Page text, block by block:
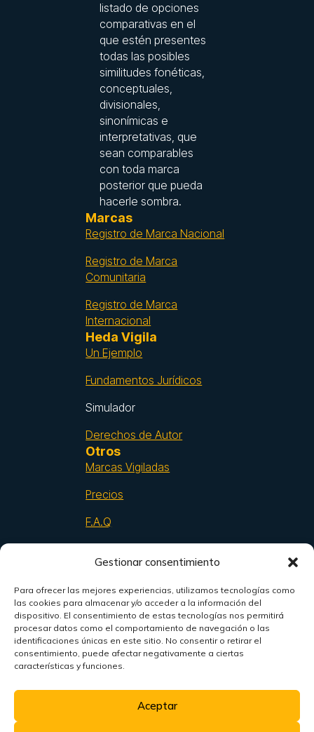
Gestionar consentimiento
Para ofrecer las mejores experiencias, utilizamos tecnologías como
las cookies para almacenar y/o acceder a la información del
dispositivo. El consentimiento de estas tecnologías nos permitirá
procesar datos como el comportamiento de navegación o las
identificaciones únicas en este sitio. No consentir o retirar el
consentimiento, puede afectar negativamente a ciertas
características y funciones.
Aceptar
listado de opciones
comparativas en el
que estén presentes
todas las posibles
similitudes fonéticas,
conceptuales,
divisionales,
sinonímicas e
interpretativas, que
sean comparables
con toda marca
posterior que pueda
hacerle sombra.
Marcas
Registro de Marca Nacional
Registro de Marca
Comunitaria
Registro de Marca
Internacional
Heda Vigila
Un Ejemplo
Fundamentos Jurídicos
Simulador
Derechos de Autor
Otros
Marcas Vigiladas
Precios
F.A.Q
Contacto
91 521 03 18
95 428 10 90
607 628 930
info@hedapatentes.com